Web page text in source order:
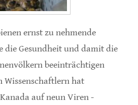
ernst zu nehmende
die Gesundheit und damit die
beeinträchtigen
Wissenschaftlern hat
auf neun Viren -